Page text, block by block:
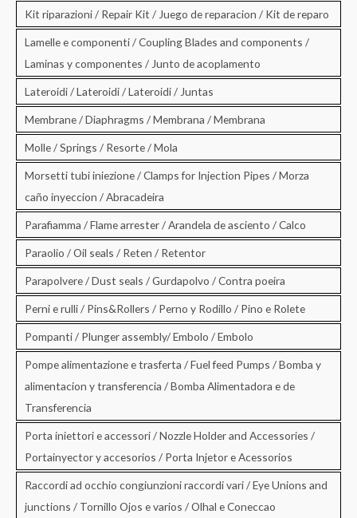
Kit riparazioni / Repair Kit / Juego de reparacion / Kit de reparo
Lamelle e componenti / Coupling Blades and components /
Laminas y componentes / Junto de acoplamento
Lateroidi / Lateroidi / Lateroidi / Juntas
Membrane / Diaphragms / Membrana / Membrana
Molle / Springs / Resorte / Mola
Morsetti tubi iniezione / Clamps for Injection Pipes / Morza
caño inyeccion / Abracadeira
Parafiamma / Flame arrester / Arandela de asciento / Calco
Paraolio / Oil seals / Reten / Retentor
Parapolvere / Dust seals / Gurdapolvo / Contra poeira
Perni e rulli / Pins&Rollers / Perno y Rodillo / Pino e Rolete
Pompanti / Plunger assembly/ Embolo / Embolo
Pompe alimentazione e trasferta / Fuel feed Pumps / Bomba y
alimentacion y transferencia / Bomba Alimentadora e de
Transferencia
Porta iniettori e accessori / Nozzle Holder and Accessories /
Portainyector y accesorios / Porta Injetor e Acessorios
Raccordi ad occhio congiunzioni raccordi vari / Eye Unions and
junctions / Tornillo Ojos e varios / Olhal e Coneccao